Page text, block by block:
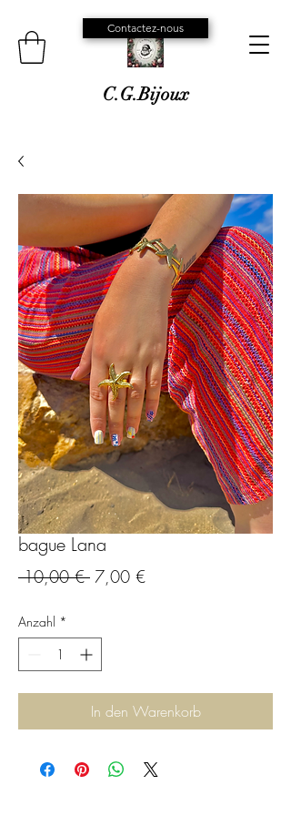
C.G.Bijoux
Contactez-nous
bague Lana
10,00 € Standardpreis
7,00 €
Anzahl *
In den Warenkorb